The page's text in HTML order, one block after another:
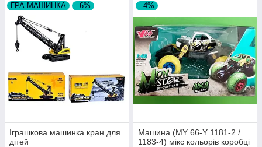
ГРА МАШИНКА –6%
Іграшкова машинка кран для
дітей
–4%
Машина (MY 66-Y 1181-2 /
1183-4) мікс кольорів коробці